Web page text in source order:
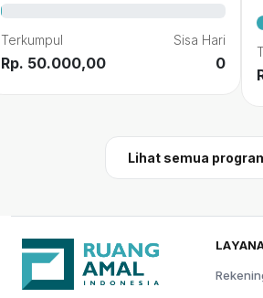
Terkumpul
Rp. 50.000,00
Sisa Hari
0
Lihat semua